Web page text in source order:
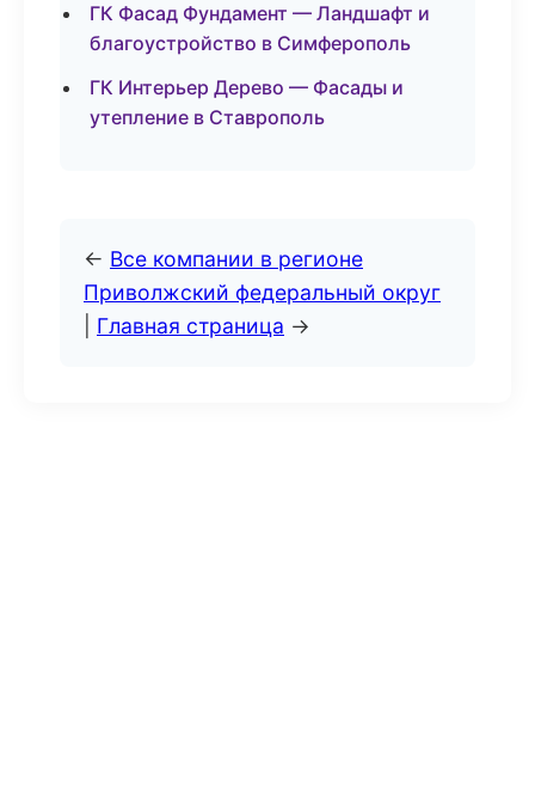
ГК Фасад Фундамент — Ландшафт и
благоустройство в Симферополь
ГК Интерьер Дерево — Фасады и
утепление в Ставрополь
← Все компании в регионе
Приволжский федеральный округ
Главная страница →